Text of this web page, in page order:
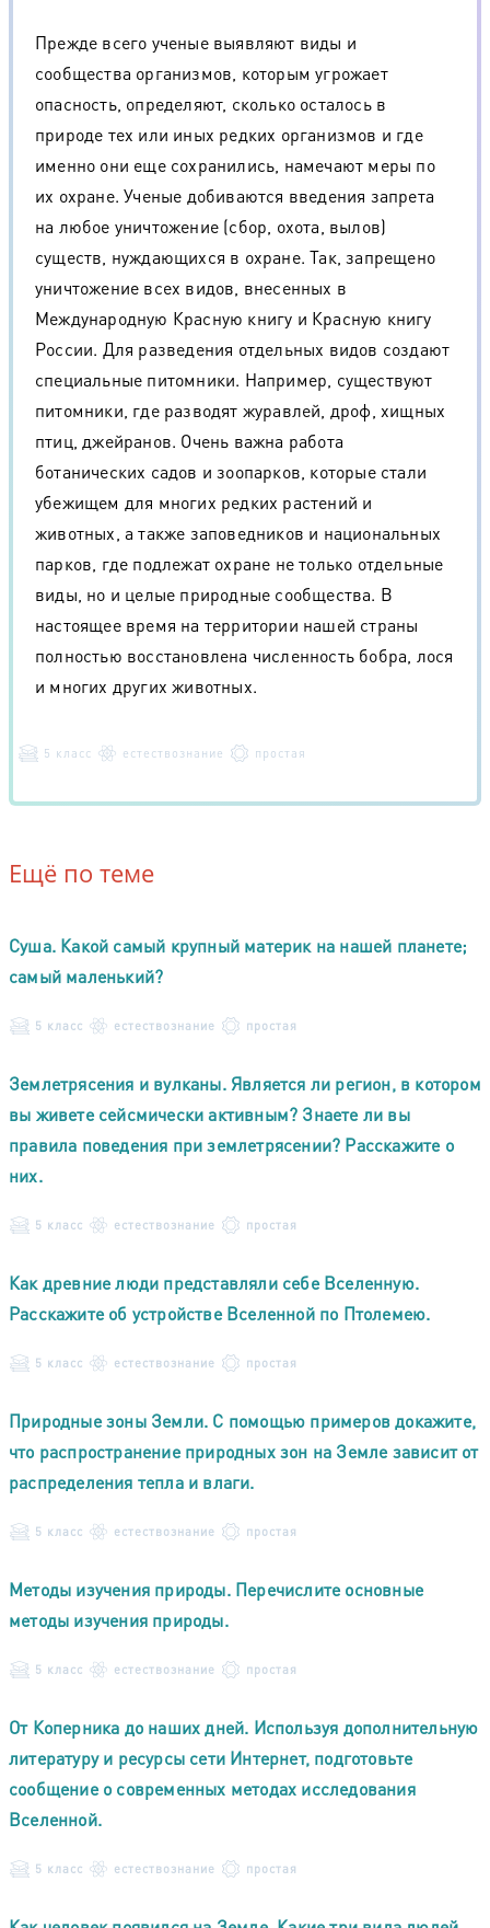
Прежде всего ученые выявляют виды и
сообщества организмов, которым угрожает
опасность, определяют, сколько осталось в
природе тех или иных редких организмов и где
именно они еще сохранились, намечают меры по
их охране. Ученые добиваются введения запрета
на любое уничтожение (сбор, охота, вылов)
существ, нуждающихся в охране. Так, запрещено
уничтожение всех видов, внесенных в
Международную Красную книгу и Красную книгу
России. Для разведения отдельных видов создают
специальные питомники. Например, существуют
питомники, где разводят журавлей, дроф, хищных
птиц, джейранов. Очень важна работа
ботанических садов и зоопарков, которые стали
убежищем для многих редких растений и
животных, а также заповедников и национальных
парков, где подлежат охране не только отдельные
виды, но и целые природные сообщества. В
настоящее время на территории нашей страны
полностью восстановлена численность бобра, лося
и многих других животных.
5 класс естествознание простая
Ещё по теме
Суша. Какой самый крупный материк на нашей планете;
самый маленький?
5 класс естествознание простая
Землетрясения и вулканы. Является ли регион, в котором
вы живете сейсмически активным? Знаете ли вы
правила поведения при землетрясении? Расскажите о
них.
5 класс естествознание простая
Как древние люди представляли себе Вселенную.
Расскажите об устройстве Вселенной по Птолемею.
5 класс естествознание простая
Природные зоны Земли. С помощью примеров докажите,
что распространение природных зон на Земле зависит от
распределения тепла и влаги.
5 класс естествознание простая
Методы изучения природы. Перечислите основные
методы изучения природы.
5 класс естествознание простая
От Коперника до наших дней. Используя дополнительную
литературу и ресурсы сети Интернет, подготовьте
сообщение о современных методах исследования
Вселенной.
5 класс естествознание простая